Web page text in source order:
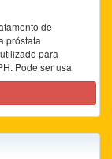
de
próstata
para
Pode ser usa